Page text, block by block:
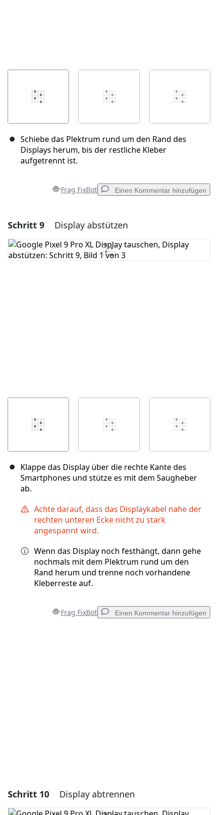
Schiebe das Plektrum rund um den Rand des
Displays herum, bis der restliche Kleber
aufgetrennt ist.
Frag FixBot Einen Kommentar hinzufügen
Einen Kommentar hinzufügen
Kommentar hinzufügen
Schritt 9 Display abstützen
Klappe das Display über die rechte Kante des
Smartphones und stütze es mit dem Saugheber
ab.
Achte darauf, dass das Displaykabel nahe der
rechten unteren Ecke nicht zu stark
angespannt wird.
Wenn das Display noch festhängt, dann gehe
nochmals mit dem Plektrum rund um den
Rand herum und trenne noch vorhandene
Kleberreste auf.
Frag FixBot Einen Kommentar hinzufügen
Schritt 10 Display abtrennen